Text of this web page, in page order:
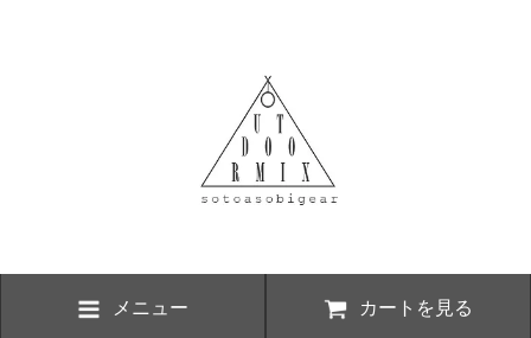
メニュー カートを見る